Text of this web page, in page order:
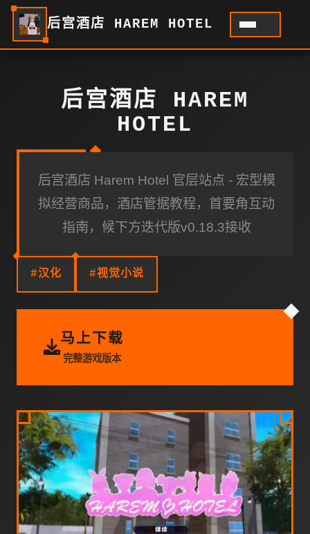
后宫酒店 HAREM HOTEL
后宫酒店 HAREM
HOTEL
后宫酒店 Harem Hotel 官层站点 - 宏型模
拟经营商品，酒店管据教程，首要角互动
指南，候下方迭代版v0.18.3接收
#汉化 #视觉小说
马上下载
完整游戏版本